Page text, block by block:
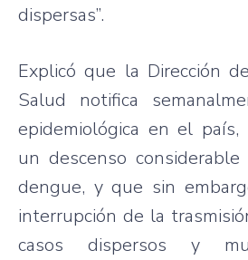
dispersas”.
Explicó que la Dirección
Salud notifica
epidemiológica en el
un descenso
dengue, y que sin
interrupción de la
casos dispersos y